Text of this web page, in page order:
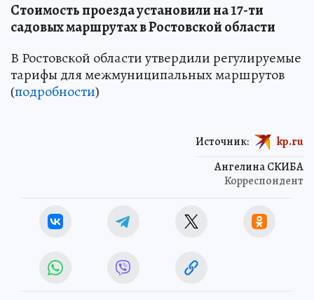
Стоимость проезда установили на 17-ти
садовых маршрутах в Ростовской области
В Ростовской области утвердили регулируемые
тарифы для межмуниципальных маршрутов
(подробности)
Ангелина СКИБА
Корреспондент
Источник: kp.ru